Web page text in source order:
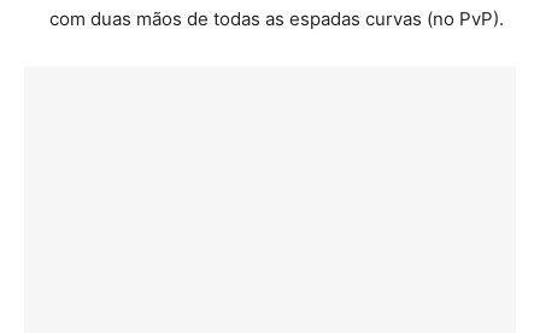
com duas mãos de todas as espadas curvas (no PvP).